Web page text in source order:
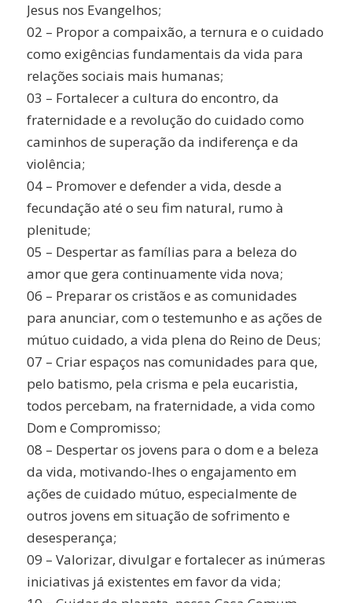
Jesus nos Evangelhos;
02 – Propor a compaixão, a ternura e o cuidado
como exigências fundamentais da vida para
relações sociais mais humanas;
03 – Fortalecer a cultura do encontro, da
fraternidade e a revolução do cuidado como
caminhos de superação da indiferença e da
violência;
04 – Promover e defender a vida, desde a
fecundação até o seu fim natural, rumo à
plenitude;
05 – Despertar as famílias para a beleza do
amor que gera continuamente vida nova;
06 – Preparar os cristãos e as comunidades
para anunciar, com o testemunho e as ações de
mútuo cuidado, a vida plena do Reino de Deus;
07 – Criar espaços nas comunidades para que,
pelo batismo, pela crisma e pela eucaristia,
todos percebam, na fraternidade, a vida como
Dom e Compromisso;
08 – Despertar os jovens para o dom e a beleza
da vida, motivando-lhes o engajamento em
ações de cuidado mútuo, especialmente de
outros jovens em situação de sofrimento e
desesperança;
09 – Valorizar, divulgar e fortalecer as inúmeras
iniciativas já existentes em favor da vida;